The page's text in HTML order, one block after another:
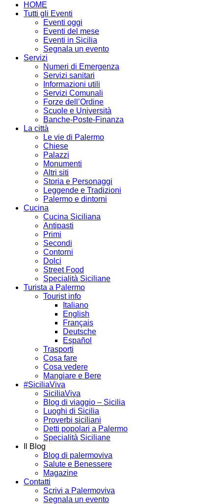
HOME
Tutti gli Eventi
Eventi oggi
Eventi del mese
Eventi in Sicilia
Segnala un evento
Servizi
Numeri di Emergenza
Servizi sanitari
Informazioni utili
Servizi Comunali
Forze dell’Ordine
Scuole e Università
Banche-Poste-Finanza
La città
Le vie di Palermo
Chiese
Palazzi
Monumenti
Altri siti
Storia e Personaggi
Leggende e Tradizioni
Palermo e dintorni
Cucina
Cucina Siciliana
Antipasti
Primi
Secondi
Contorni
Dolci
Street Food
Specialità Siciliane
Turista a Palermo
Tourist info
Italiano
English
Français
Deutsche
Español
Trasporti
Cosa fare
Cosa vedere
Mangiare e Bere
#SiciliaViva
SiciliaViva
Blog di viaggio – Sicilia
Luoghi di Sicilia
Proverbi siciliani
Detti popolari a Palermo
Specialità Siciliane
Il Blog
Blog di palermoviva
Salute e Benessere
Magazine
Contatti
Scrivi a Palermoviva
Segnala un evento